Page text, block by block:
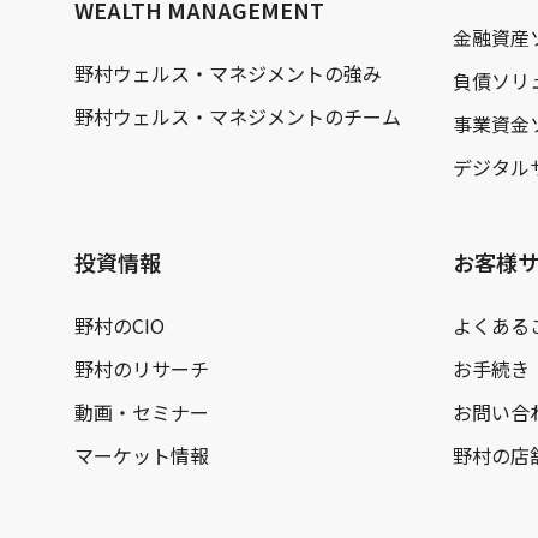
WEALTH MANAGEMENT
野村ウェルス・マネジメントの強み
野村ウェルス・マネジメントのチーム
金融資産
負債ソリ
事業資金
デジタル
投資情報
野村のCIO
野村のリサーチ
動画・セミナー
マーケット情報
お客様
よくある
お手続き
お問い合
野村の店